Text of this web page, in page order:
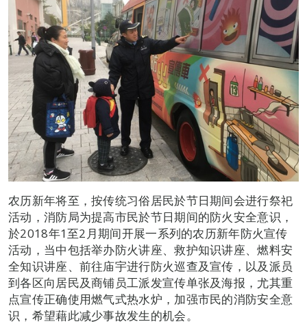
农历新年将至，按传统习俗居民於节日期间会进行祭祀
活动，消防局为提高市民於节日期间的防火安全意识，
於2018年1至2月期间开展一系列的农历新年防火宣传
活动，当中包括举办防火讲座、救护知识讲座、燃料安
全知识讲座、前往庙宇进行防火巡查及宣传，以及派员
到各区向居民及商铺员工派发宣传单张及海报，尤其重
点宣传正确使用燃气式热水炉，加强市民的消防安全意
识，希望藉此减少事故发生的机会。